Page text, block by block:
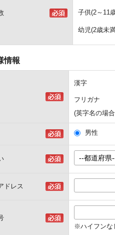
子供(2～11
幼児(2歳未
情報
漢字
フリガナ
(英字名の場
男性
ドレス
※ハイフンな